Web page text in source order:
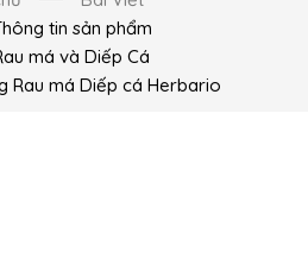
tin sản phẩm
má và Diếp Cá
Rau má Diếp cá Herbario